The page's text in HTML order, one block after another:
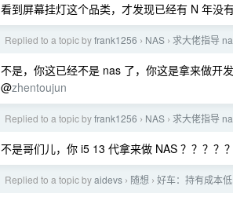
看到屏幕挂灯这个品类，才发现已经有 N 年没
Replied to a topic byfrank1256 › NAS › 求大佬指导
不是，你这已经不是 nas 了，你这是拿来做开
@zhentoujun
Replied to a topic byfrank1256 › NAS › 求大佬指导
不是哥们儿，你 i5 13 代拿来做 NAS ？？？？
Replied to a topic byaidevs › 随想 › 好车：持有成本